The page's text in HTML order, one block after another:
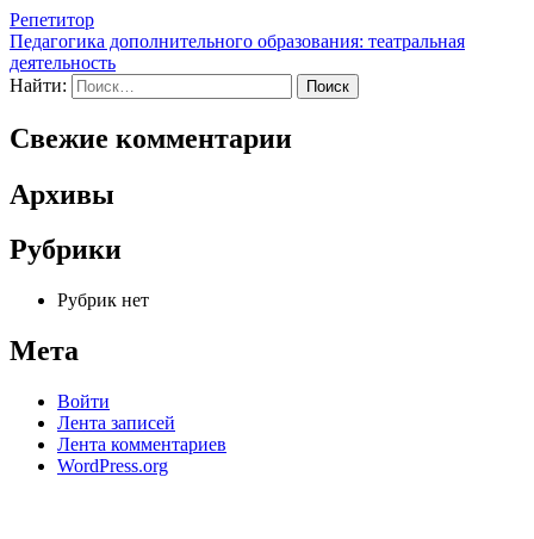
Репетитор
Педагогика дополнительного образования: театральная
деятельность
Найти:
Свежие комментарии
Архивы
Рубрики
Рубрик нет
Мета
Войти
Лента записей
Лента комментариев
WordPress.org